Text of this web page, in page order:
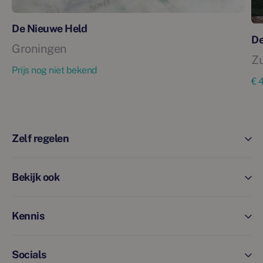
De Nieuwe Held
Groningen
Prijs nog niet bekend
€
Zelf regelen
Bekijk ook
Kennis
Socials